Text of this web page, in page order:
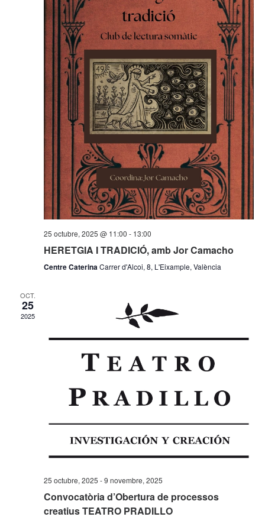
25 octubre, 2025 @ 11:00 - 13:00
HERETGIA I TRADICIÓ, amb Jor Camacho
Centre CaterinaCarrer d'Alcoi, 8, L'Eixample, València
OCT.
25
2025
25 octubre, 2025 -9 novembre, 2025
Convocatòria d’Obertura de processos
creatius TEATRO PRADILLO